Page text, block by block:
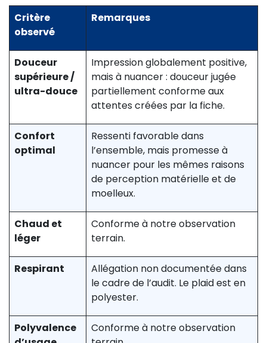
Critère
observé
Remarques
Douceur
supérieure /
ultra-douce
Impression globalement positive,
mais à nuancer : douceur jugée
partiellement conforme aux
attentes créées par la fiche.
Confort
optimal
Ressenti favorable dans
l’ensemble, mais promesse à
nuancer pour les mêmes raisons
de perception matérielle et de
moelleux.
Chaud et
léger
Conforme à notre observation
terrain.
Respirant
Allégation non documentée dans
le cadre de l’audit. Le plaid est en
polyester.
Polyvalence
Conforme à notre observation